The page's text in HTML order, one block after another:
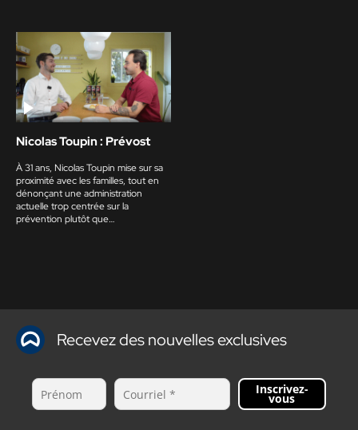
Nicolas Toupin : Prévost
À 31 ans, Nicolas Toupin mise sur sa
proximité avec les familles, tout en
dénonçant une administration
actuelle trop centrée sur la
prévention plutôt que…
Recevez des nouvelles exclusives
Inscrivez-
vous